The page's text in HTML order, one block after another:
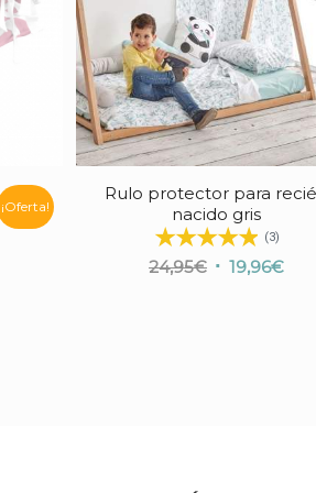
¡Oferta!
Rulo protector para
nacido gris
(3)
24,95€ El 19,96€El